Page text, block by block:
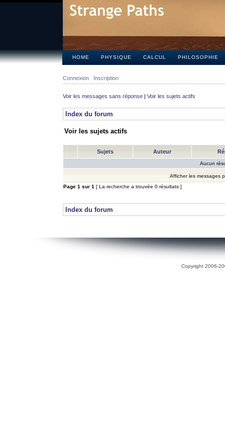
HOME PHYSIQUE CALCUL PHILOSOPHIE
Connexion Inscription
Voir les messages sans réponse | Voir les sujets actifs
Index du forum
Voir les sujets actifs
Sujets Auteur
Aucun
Afficher les messages
Page 1 sur 1 [ La recherche a trouvée 0 résultats ]
Index du forum
Copyright 2006-